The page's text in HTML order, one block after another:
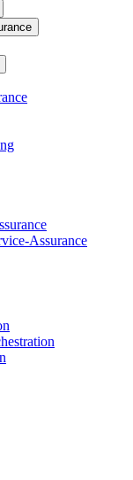
Assurance